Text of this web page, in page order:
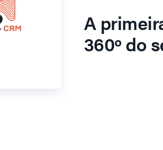
A
360º do